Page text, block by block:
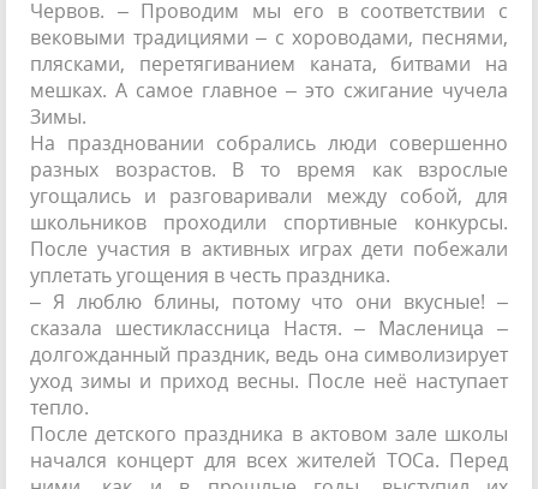
Червов. – Проводим мы его в соответствии с
вековыми традициями – с хороводами, песнями,
плясками, перетягиванием каната, битвами на
мешках. А самое главное – это сжигание чучела
Зимы.
На праздновании собрались люди совершенно
разных возрастов. В то время как взрослые
угощались и разговаривали между собой, для
школьников проходили спортивные конкурсы.
После участия в активных играх дети побежали
уплетать угощения в честь праздника.
– Я люблю блины, потому что они вкусные! –
сказала шестиклассница Настя. – Масленица –
долгожданный праздник, ведь она символизирует
уход зимы и приход весны. После неё наступает
тепло.
После детского праздника в актовом зале школы
начался концерт для всех жителей ТОСа. Перед